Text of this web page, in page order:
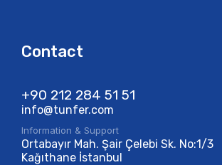
Contact
+90 212 284 51 51​
info@tunfer.com
Information & Support
Ortabayır Mah. Şair Çelebi Sk. No:1/3
Kağıthane İstanbul